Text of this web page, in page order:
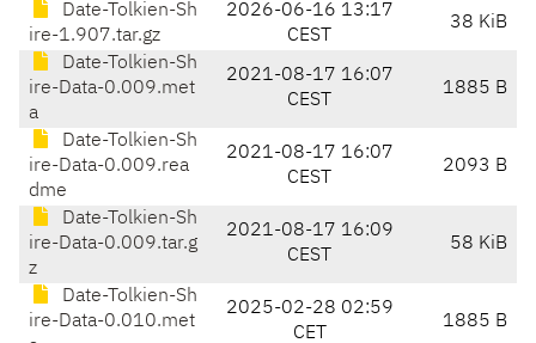
Date-Tolkien-Sh
ire-1.907.tar.gz
2026-06-16 13:17
CEST
38 KiB
Date-Tolkien-Sh
ire-Data-0.009.met
a
2021-08-17 16:07
CEST
1885 B
Date-Tolkien-Sh
ire-Data-0.009.rea
dme
2021-08-17 16:07
CEST
2093 B
Date-Tolkien-Sh
ire-Data-0.009.tar.g
z
2021-08-17 16:09
CEST
58 KiB
Date-Tolkien-Sh
ire-Data-0.010.met
2025-02-28 02:59
CET
1885 B